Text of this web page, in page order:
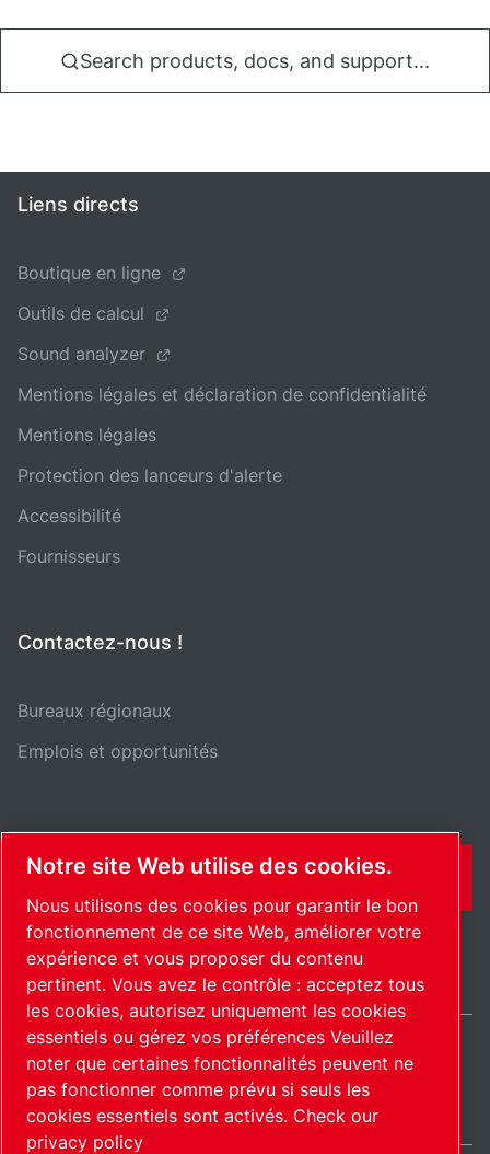
Search products, docs, and support...
Liens directs
Boutique en ligne
Outils de calcul
Sound analyzer
Mentions légales et déclaration de confidentialité
Mentions légales
Protection des lanceurs d'alerte
Accessibilité
Fournisseurs
Contactez-nous !
Bureaux régionaux
Emplois et opportunités
CONTACT
Plan du siteGérer les cookies© 2026 Copyright.
International / FR
Notre site Web utilise des cookies.
Nous utilisons des cookies pour garantir le bon
fonctionnement de ce site Web, améliorer votre
expérience et vous proposer du contenu
pertinent. Vous avez le contrôle : acceptez tous
les cookies, autorisez uniquement les cookies
essentiels ou gérez vos préférences Veuillez
noter que certaines fonctionnalités peuvent ne
pas fonctionner comme prévu si seuls les
cookies essentiels sont activés. Check our
privacy policy